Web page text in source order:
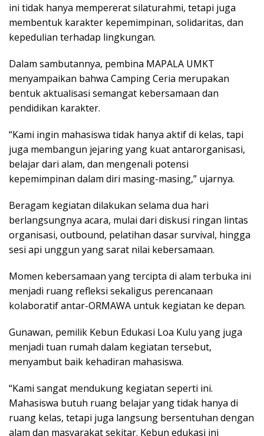
ini tidak hanya mempererat silaturahmi, tetapi juga
membentuk karakter kepemimpinan, solidaritas, dan
kepedulian terhadap lingkungan.
Dalam sambutannya, pembina MAPALA UMKT
menyampaikan bahwa Camping Ceria merupakan
bentuk aktualisasi semangat kebersamaan dan
pendidikan karakter.
“Kami ingin mahasiswa tidak hanya aktif di kelas, tapi
juga membangun jejaring yang kuat antarorganisasi,
belajar dari alam, dan mengenali potensi
kepemimpinan dalam diri masing-masing,” ujarnya.
Beragam kegiatan dilakukan selama dua hari
berlangsungnya acara, mulai dari diskusi ringan lintas
organisasi, outbound, pelatihan dasar survival, hingga
sesi api unggun yang sarat nilai kebersamaan.
Momen kebersamaan yang tercipta di alam terbuka ini
menjadi ruang refleksi sekaligus perencanaan
kolaboratif antar-ORMAWA untuk kegiatan ke depan.
Gunawan, pemilik Kebun Edukasi Loa Kulu yang juga
menjadi tuan rumah dalam kegiatan tersebut,
menyambut baik kehadiran mahasiswa.
“Kami sangat mendukung kegiatan seperti ini.
Mahasiswa butuh ruang belajar yang tidak hanya di
ruang kelas, tetapi juga langsung bersentuhan dengan
alam dan masyarakat sekitar. Kebun edukasi ini